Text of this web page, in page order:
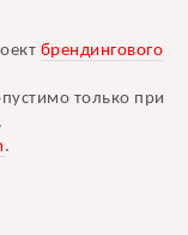
брендингового
только при
.